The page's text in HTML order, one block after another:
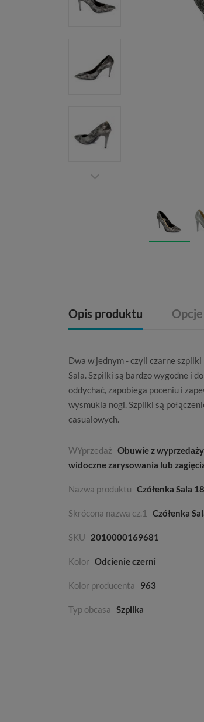
Opis produktu
Dwa w jednym - czyli czarne szpilki
Sala. Szpilki są bardzo wygodne i
oddychać, zapobiega poceniu i
wysmukla nogi. Szpilki są
casualowych.
WYprzedaż Obuwie z
widoczne zarysowania lub
Nazwa produktu Czółenka Sala
Skrócona nazwa cz.1 Czółenka
SKU 2010000169681
Kolor Odcienie czerni
Kolor producenta 963
Typ obcasa Szpilka